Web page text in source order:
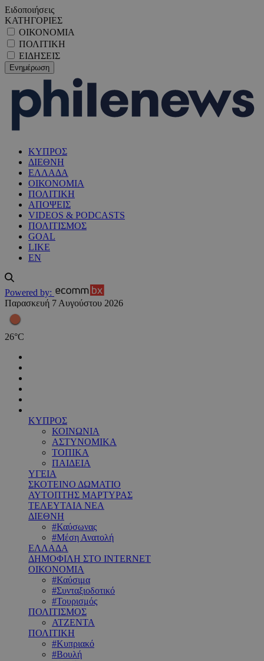
Ειδοποιήσεις
ΚΑΤΗΓΟΡΙΕΣ
ΟΙΚΟΝΟΜΙΑ
ΠΟΛΙΤΙΚΗ
ΕΙΔΗΣΕΙΣ
ΚΥΠΡΟΣ
ΔΙΕΘΝΗ
ΕΛΛΑΔΑ
ΟΙΚΟΝΟΜΙΑ
ΠΟΛΙΤΙΚΗ
ΑΠΟΨΕΙΣ
VIDEOS & PODCASTS
ΠΟΛΙΤΙΣΜΟΣ
GOAL
LIKE
EN
Powered by:
Παρασκευή 7 Αυγούστου 2026
26°C
ΚΥΠΡΟΣ
ΚΟΙΝΩΝΙΑ
ΑΣΤΥΝΟΜΙΚΑ
ΤΟΠΙΚΑ
ΠΑΙΔΕΙΑ
ΥΓΕΙΑ
ΣΚΟΤΕΙΝΟ ΔΩΜΑΤΙΟ
ΑΥΤΟΠΤΗΣ ΜΑΡΤΥΡΑΣ
ΤΕΛΕΥΤΑΙΑ ΝΕΑ
ΔΙΕΘΝΗ
#Καύσωνας
#Μέση Ανατολή
ΕΛΛΑΔΑ
ΔΗΜΟΦΙΛΗ ΣΤΟ INTERNET
ΟΙΚΟΝΟΜΙΑ
#Καύσιμα
#Συνταξιοδοτικό
#Τουρισμός
ΠΟΛΙΤΙΣΜΟΣ
ΑΤΖΕΝΤΑ
ΠΟΛΙΤΙΚΗ
#Κυπριακό
#Βουλή